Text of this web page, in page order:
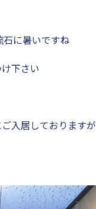
に暑いですね
下さい
入居しておりますが